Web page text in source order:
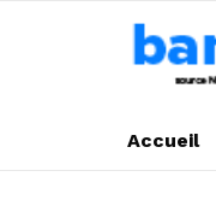
Accueil